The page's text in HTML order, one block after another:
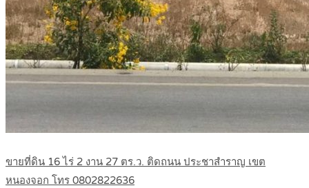
ขายที่ดิน 16 ไร่ 2 งาน 27 ตร.ว. ติดถนน ประชาสำราญ เขต
หนองจอก โทร 0802822636